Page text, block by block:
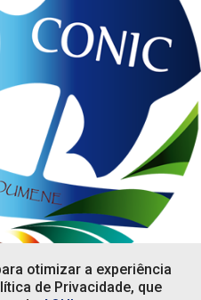
otimizar a experiência
de Privacidade, que